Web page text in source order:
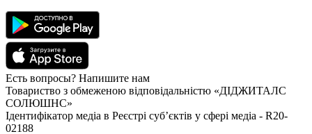
Есть вопросы? Напишите нам
Товариство з обмеженою відповідальністю «ДІДЖИТАЛС
СОЛЮШНС»
Ідентифікатор медіа в Реєстрі суб’єктів у сфері медіа - R20-
02188